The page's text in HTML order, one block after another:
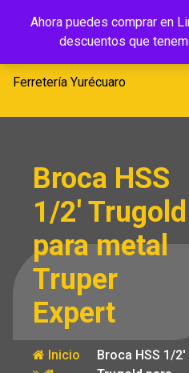
Ahora puedes comprar en
descuentos que
Ferretería
Yurécuaro
Ferretería Yurécuaro
Broca HSS
1/2′ Trugold
para metal
Truper
Expert
Inicio
Broca HSS 1/2′